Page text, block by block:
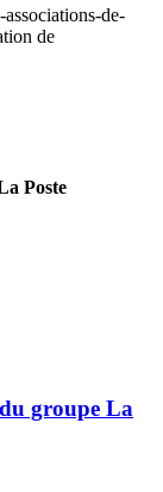
de-
de
Poste
groupe La